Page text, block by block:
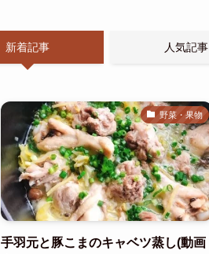
新着記事 人気記事
野菜・果物
手羽元と豚こまのキャベツ蒸し(動画